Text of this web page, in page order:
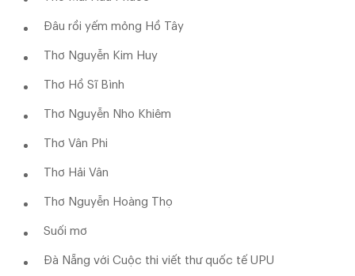
Đâu rồi yếm mỏng Hồ Tây
Thơ Nguyễn Kim Huy
Thơ Hồ Sĩ Bình
Thơ Nguyễn Nho Khiêm
Thơ Vân Phi
Thơ Hải Vân
Thơ Nguyễn Hoàng Thọ
Suối mơ
Đà Nẵng với Cuộc thi viết thư quốc tế UPU